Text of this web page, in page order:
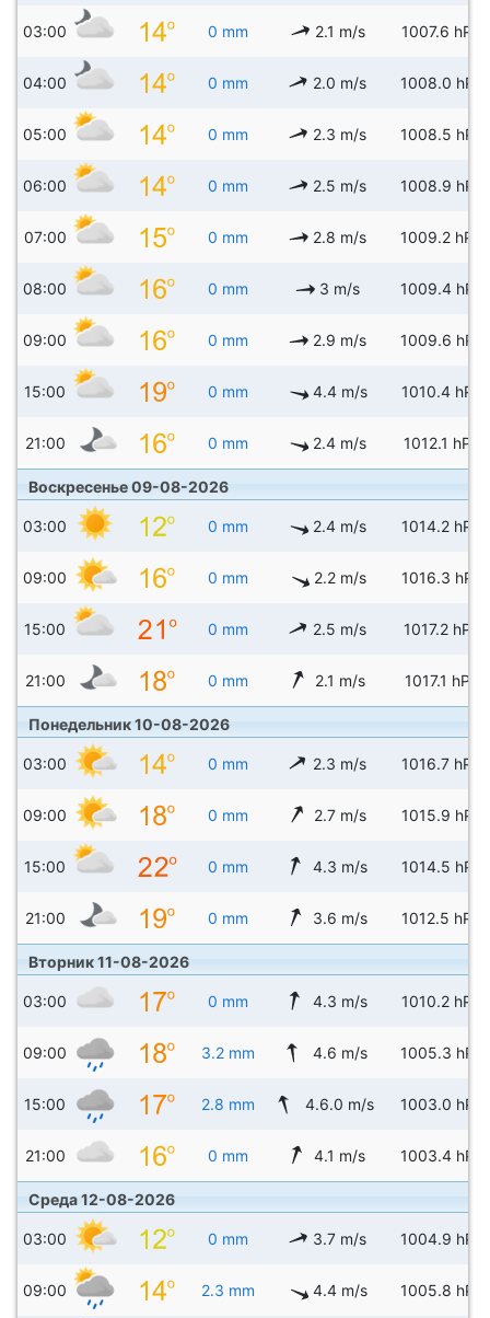
03:00 0 mm 2.1 m/s 1007.6 hPa
04:00 0 mm 2.0 m/s 1008.0 hPa
05:00 0 mm 2.3 m/s 1008.5 hPa
06:00 0 mm 2.5 m/s 1008.9 hPa
07:00 0 mm 2.8 m/s 1009.2 hPa
08:00 0 mm 3 m/s 1009.4 hPa
09:00 0 mm 2.9 m/s 1009.6 hPa
15:00 0 mm 4.4 m/s 1010.4 hPa
21:00 0 mm 2.4 m/s 1012.1 hPa
Воскресенье 09-08-2026
03:00 0 mm 2.4 m/s 1014.2 hPa
09:00 0 mm 2.2 m/s 1016.3 hPa
15:00 0 mm 2.5 m/s 1017.2 hPa
21:00 0 mm 2.1 m/s 1017.1 hPa
Понедельник 10-08-2026
03:00 0 mm 2.3 m/s 1016.7 hPa
09:00 0 mm 2.7 m/s 1015.9 hPa
15:00 0 mm 4.3 m/s 1014.5 hPa
21:00 0 mm 3.6 m/s 1012.5 hPa
Вторник 11-08-2026
03:00 0 mm 4.3 m/s 1010.2 hPa
09:00 3.2 mm 4.6 m/s 1005.3 hPa
15:00 2.8 mm 4.6.0 m/s 1003.0 hPa
21:00 0 mm 4.1 m/s 1003.4 hPa
Среда 12-08-2026
03:00 0 mm 3.7 m/s 1004.9 hPa
09:00 2.3 mm 4.4 m/s 1005.8 hPa